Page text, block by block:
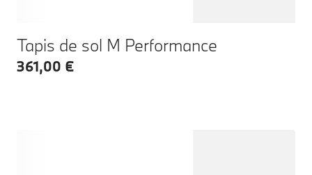
Tapis de sol M Performance
361,00 €